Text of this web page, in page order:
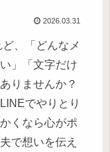
2026.03.31
、「どんなメ
」「文字だけ
りませんか？
でやりとり
くなら心がポ
で想いを伝え